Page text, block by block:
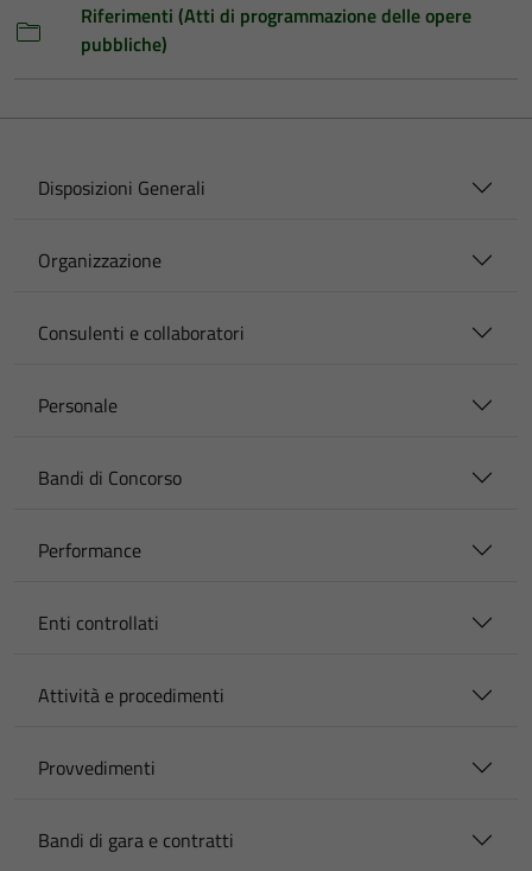
Riferimenti (Atti di programmazione delle opere
pubbliche)
Disposizioni Generali
Organizzazione
Consulenti e collaboratori
Personale
Bandi di Concorso
Performance
Enti controllati
Attività e procedimenti
Provvedimenti
Bandi di gara e contratti